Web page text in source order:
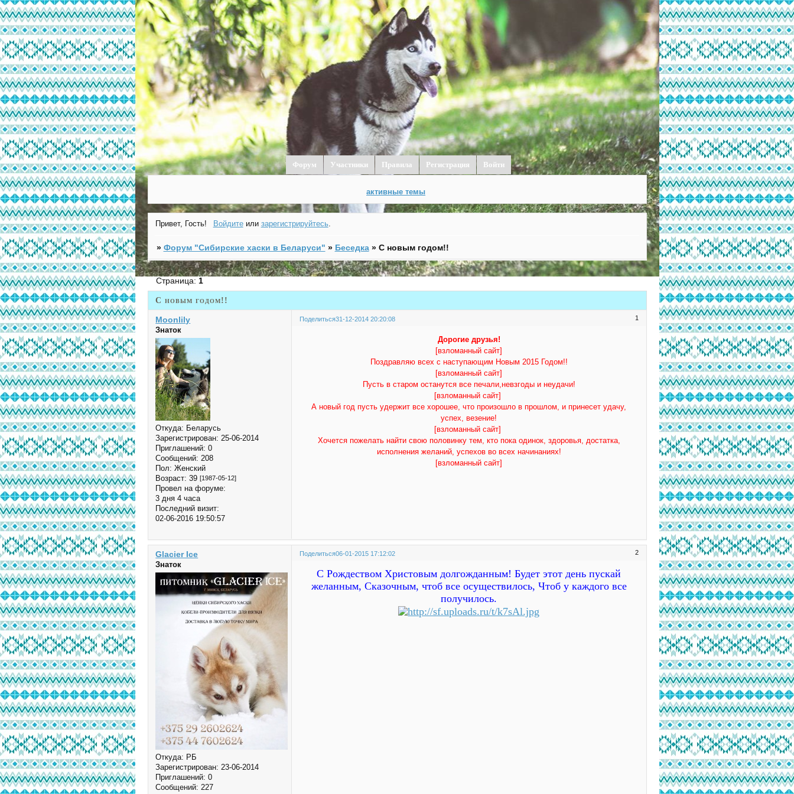
Форум Участники Правила Регистрация Войти
активные темы
Привет, Гость! Войдитеили зарегистрируйтесь.
» Форум "Cибирские хаски в Беларуси" » Беседка » С новым годом!!
С новым годом!!
Страница: 1
Поделиться 1
31-12-2014 20:20:08
Moonlily
Знаток
Откуда: Беларусь
Зарегистрирован: 25-06-2014
Приглашений: 0
Сообщений: 208
Пол: Женский
Возраст: 39[1987-05-12]
Провел на форуме:
3 дня 4 часа
Последний визит:
02-06-2016 19:50:57
Дорогие друзья!
[взломанный сайт]
Поздравляю всех с наступающим Новым 2015 Годом!!
[взломанный сайт]
Пусть в старом останутся все печали,невзгоды и неудачи!
[взломанный сайт]
А новый год пусть удержит все хорошее, что произошло в прошлом, и принесет удачу,
успех, везение!
[взломанный сайт]
Хочется пожелать найти свою половинку тем, кто пока одинок, здоровья, достатка,
исполнения желаний, успехов во всех начинаниях!
[взломанный сайт]
Поделиться 2
06-01-2015 17:12:02
Glacier Ice
Знаток
Откуда: РБ
Зарегистрирован: 23-06-2014
Приглашений: 0
Сообщений: 227
С Рождеством Христовым долгожданным! Будет этот день пускай
желанным, Сказочным, чтоб все осуществилось, Чтоб у каждого все
получилось.